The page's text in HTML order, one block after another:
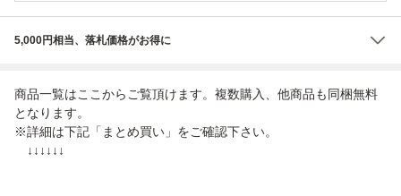
5,000円相当、落札価格がお得に
商品一覧はここからご覧頂けます。複数購入、他商品も同梱無料
となります。
※詳細は下記「まとめ買い」をご確認下さい。
↓↓↓↓↓↓